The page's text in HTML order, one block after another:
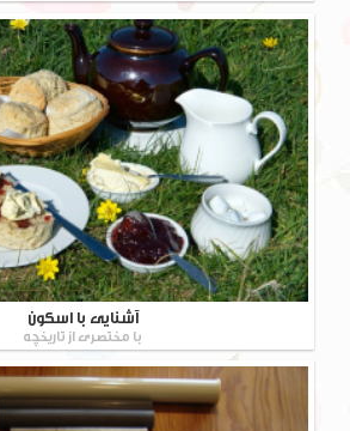
آشنایی با اسکون
با مختصری از تاریخچه